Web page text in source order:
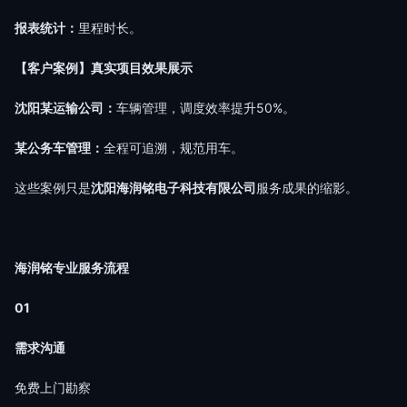
报表统计： 里程时长。
【客户案例】真实项目效果展示
沈阳某运输公司： 车辆管理，调度效率提升50%。
某公务车管理： 全程可追溯，规范用车。
这些案例只是沈阳海润铭电子科技有限公司服务成果的缩影。
海润铭专业服务流程
01
需求沟通
免费上门勘察